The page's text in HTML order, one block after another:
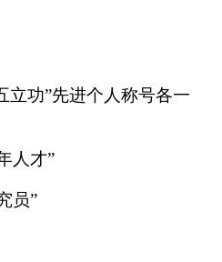
立功”先进个人称号各一
人才”
员”